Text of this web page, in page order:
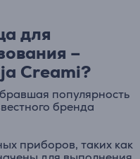
для
–
Creami?
популярность
бренда
приборов, таких как